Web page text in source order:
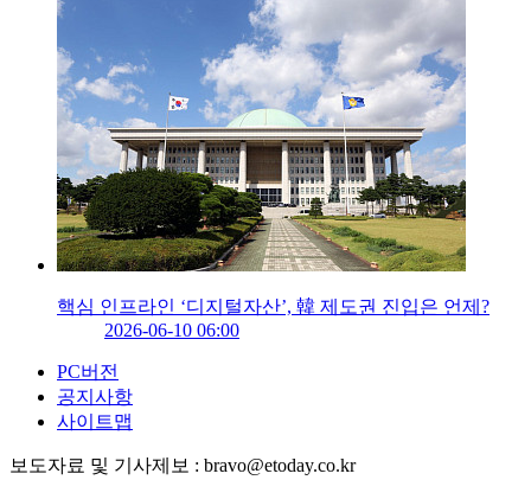
핵심 인프라인 ‘디지털자산’, 韓 제도권 진입은 언제?
2026-06-10 06:00
PC버전
공지사항
사이트맵
보도자료 및 기사제보 : bravo@etoday.co.kr